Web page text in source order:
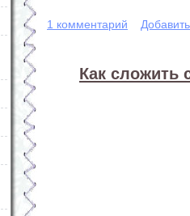
1 комментарий
Как сложить